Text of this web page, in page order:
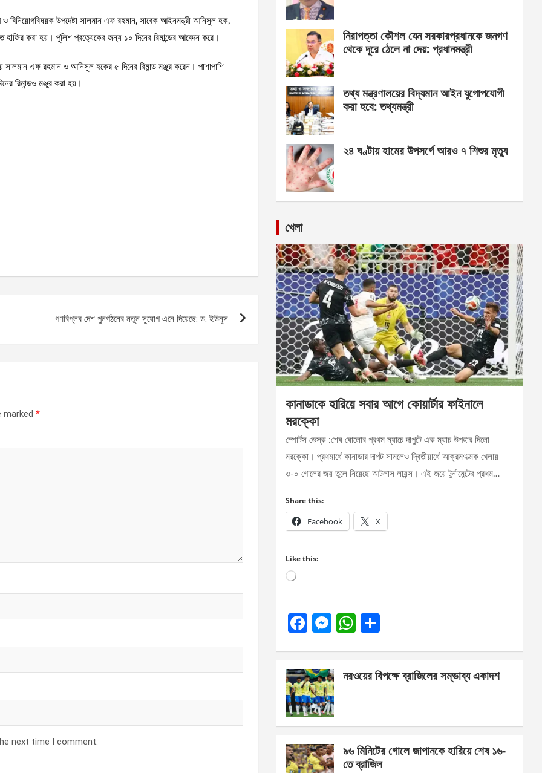
ও বিনিয়োগবিষয়ক উপদেষ্টা সালমান এফ রহমান, সাবেক আইনমন্ত্রী আনিসুল হক,
হাজির করা হয়। পুলিশ প্রত্যেকের জন্য ১০ দিনের রিমান্ডের আবেদন করে।
এফ রহমান ও আনিসুল হকের ৫ দিনের রিমান্ড মঞ্জুর করেন। পাশাপাশি
রিমান্ডও মঞ্জুর করা হয়।
গণবিপ্লব দেশ পুনর্গঠনের নতুন সুযোগ এনে দিয়েছে: ড. ইউনূস
marked *
next time I comment.
নিরাপত্তা কৌশল যেন সরকারপ্রধানকে জনগণ
থেকে দূরে ঠেলে না দেয়: প্রধানমন্ত্রী
তথ্য মন্ত্রণালয়ের বিদ্যমান আইন যুগোপযোগী
করা হবে: তথ্যমন্ত্রী
২৪ ঘণ্টায় হামের উপসর্গে আরও ৭ শিশুর মৃত্যু
খেলা
কানাডাকে হারিয়ে সবার আগে কোয়ার্টার ফাইনালে
মরক্কো
স্পোর্টস ডেস্ক :শেষ ষোলোর প্রথম ম্যাচে দাপুটে এক ম্যাচ উপহার দিলো
মরক্কো। প্রথমার্ধে কানাডার দাপট সামলেও দ্বিতীয়ার্ধে আক্রমণাত্মক খেলায়
৩-০ গোলের জয় তুলে নিয়েছে আটলাস লায়ন্স। এই জয়ে টুর্নামেন্টের প্রথম…
Share this:
Facebook X
Like this:
Loading…
F
b
o
o
k
M
n
g
er
W
s
e
নরওয়ের বিপক্ষে ব্রাজিলের সম্ভাব্য একাদশ
৯৬ মিনিটের গোলে জাপানকে হারিয়ে শেষ ১৬-
তে ব্রাজিল